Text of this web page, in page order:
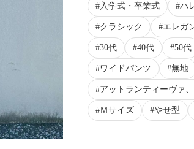
入学式・卒業式 ハ
クラシック エレガ
30代 40代 50代
ワイドパンツ 無地
アットランティーヴァ
Ｍサイズ やせ型